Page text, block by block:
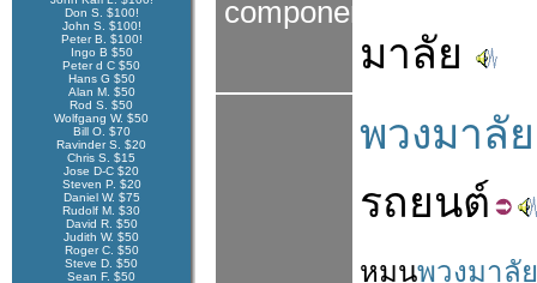
Don S. $100!
John S. $100!
Peter B. $100!
Ingo B $50
Peter d C $50
Hans G $50
Alan M. $50
Rod S. $50
Wolfgang W. $50
Bill O. $70
Ravinder S. $20
Chris S. $15
Jose D-C $20
Steven P. $20
Daniel W. $75
Rudolf M. $30
David R. $50
Judith W. $50
Roger C. $50
Steve D. $50
Sean F. $50
components
มาลัย
พวงมาลัย
รถยนต์
หมุนพวงมาลัย